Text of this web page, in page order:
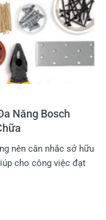
Năng Bosch
nên cân nhắc sở hữu
cho công việc đạt